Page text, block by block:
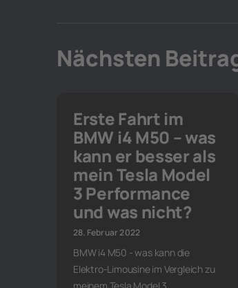
Nächsten
Erste Fahrt im
BMW i4 M50 – was
kann er besser als
mein Tesla Model
3 Performance
und was nicht?
28. Februar 2022
BMW i4 M50 - was kann die
Elektro-Limousine im Vergleich zu